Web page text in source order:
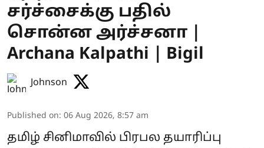
சர்ச்சைக்கு பதில்
சொன்ன அர்ச்சனா |
Archana Kalpathi | Bigil
Johnson
Published on: 06 Aug 2026, 8:57 am
தமிழ் சினிமாவில் பிரபல தயாரிப்பு